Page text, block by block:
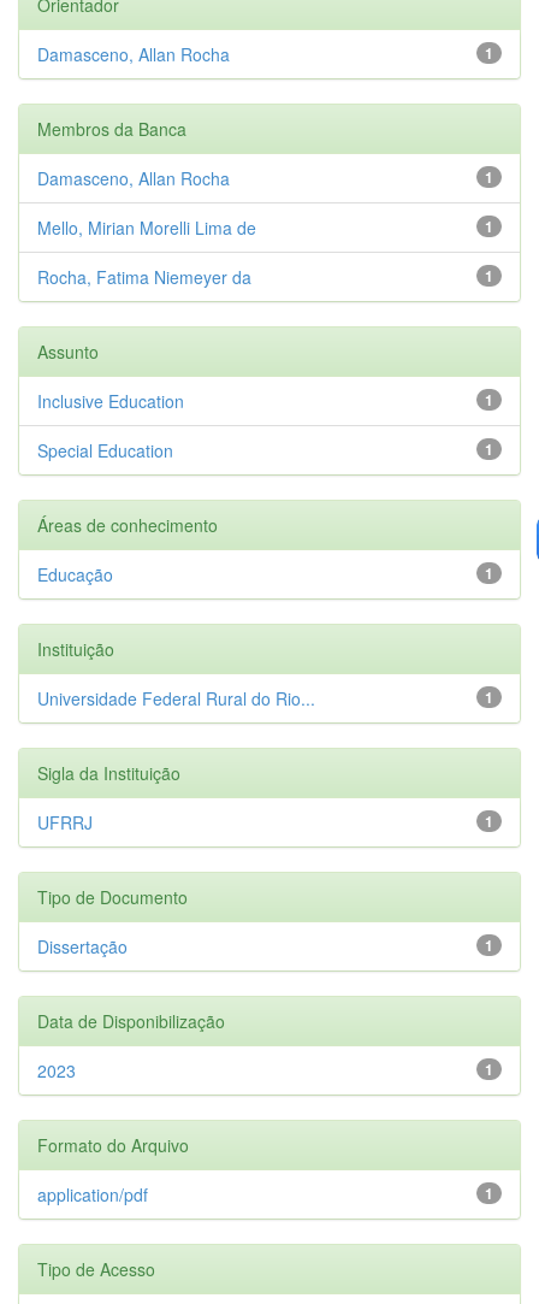
1
Damasceno, Allan Rocha
Membros da Banca
1
Damasceno, Allan Rocha
1
Mello, Mirian Morelli Lima de
1
Rocha, Fatima Niemeyer da
Assunto
1
Inclusive Education
1
Special Education
Áreas de conhecimento
1
Educação
Instituição
1
Universidade Federal Rural do Rio...
Sigla da Instituição
1
UFRRJ
Tipo de Documento
1
Dissertação
Data de Disponibilização
1
2023
Formato do Arquivo
1
application/pdf
Tipo de Acesso